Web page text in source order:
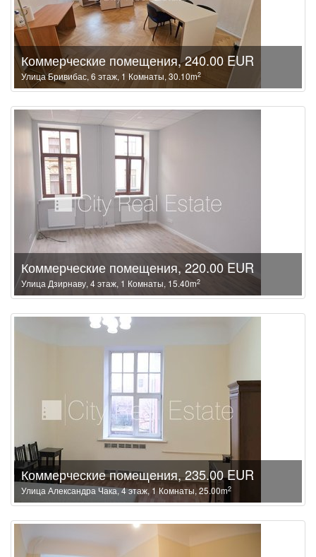
Коммерческие помещения, 240.00 EUR
Улица Бривибас, 6 этаж, 1 Комнаты, 30.10m2
Коммерческие помещения, 220.00 EUR
Улица Дзирнаву, 4 этаж, 1 Комнаты, 15.40m2
Коммерческие помещения, 235.00 EUR
Улица Александра Чака, 4 этаж, 1 Комнаты, 25.00m2